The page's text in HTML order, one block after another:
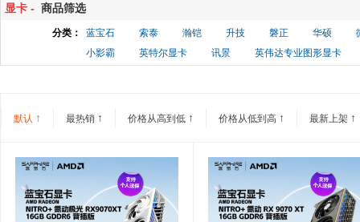
显卡 - 商品筛选
分类： 蓝宝石 索泰 瀚铠 升技 磐正 华硕
小影霸
英特尔显卡 讯景 英伟达专业图形显卡
默认 ↑ 最热销 ↑ 价格从高到低 ↑ 价格从低到高 ↑ 最新上架 ↑